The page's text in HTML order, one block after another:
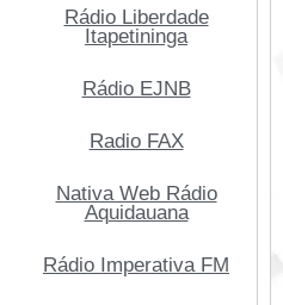
Rádio Liberdade
Itapetininga
Rádio EJNB
Radio FAX
Nativa Web Rádio
Aquidauana
Rádio Imperativa FM